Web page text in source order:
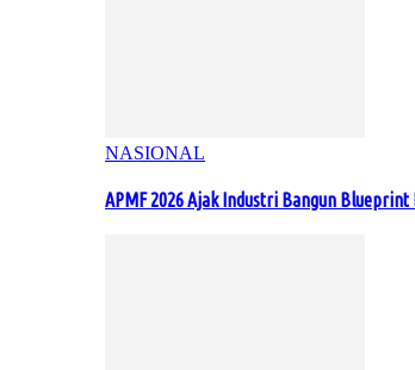
NASIONAL
APMF 2026 Ajak Industri Bangun